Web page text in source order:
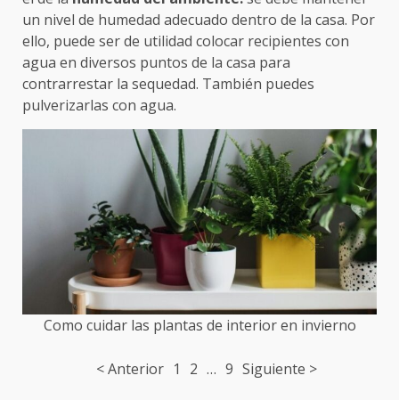
un nivel de humedad adecuado dentro de la casa. Por
ello, puede ser de utilidad colocar recipientes con
agua en diversos puntos de la casa para
contrarrestar la sequedad. También puedes
pulverizarlas con agua.
Como cuidar las plantas de interior en invierno
< Anterior 1 2 … 9 Siguiente >